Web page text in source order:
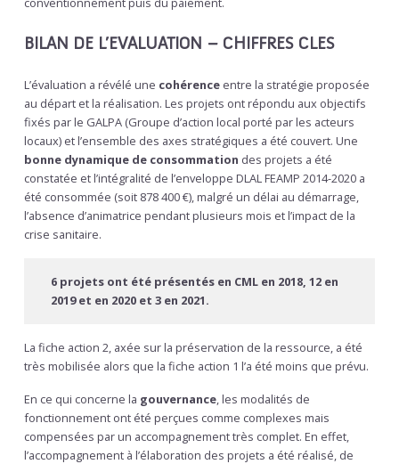
BILAN DE L’EVALUATION – CHIFFRES CLES
L’évaluation a révélé une cohérence entre la stratégie proposée
au départ et la réalisation. Les projets ont répondu aux objectifs
fixés par le GALPA (Groupe d’action local porté par les acteurs
locaux) et l’ensemble des axes stratégiques a été couvert. Une
bonne dynamique de consommation des projets a été
constatée et l’intégralité de l’enveloppe DLAL FEAMP 2014-2020 a
été consommée (soit 878 400 €), malgré un délai au démarrage,
l’absence d’animatrice pendant plusieurs mois et l’impact de la
crise sanitaire.
6 projets ont été présentés en CML en 2018, 12 en
2019 et en 2020 et 3 en 2021.
La fiche action 2, axée sur la préservation de la ressource, a été
très mobilisée alors que la fiche action 1 l’a été moins que prévu.
En ce qui concerne la gouvernance , les modalités de
fonctionnement ont été perçues comme complexes mais
compensées par un accompagnement très complet. En effet,
l’accompagnement à l’élaboration des projets a été réalisé, de